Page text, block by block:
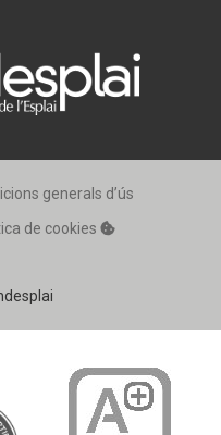
generals d’ús
de cookies